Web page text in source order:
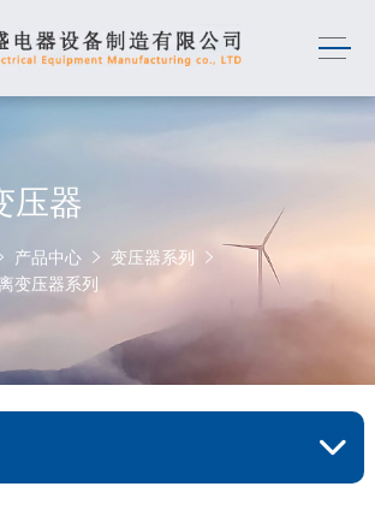
压器
产品中心
变压器系列
变压器系列